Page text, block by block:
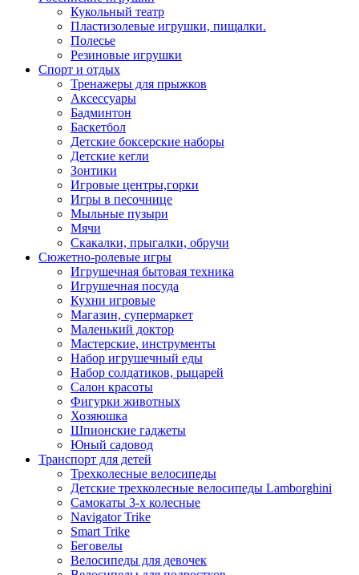
Кукольный театр
Пластизолевые игрушки, пищалки.
Полесье
Резиновые игрушки
Спорт и отдых
Тренажеры для прыжков
Аксессуары
Бадминтон
Баскетбол
Детские боксерские наборы
Детские кегли
Зонтики
Игровые центры,горки
Игры в песочнице
Мыльные пузыри
Мячи
Скакалки, прыгалки, обручи
Сюжетно-ролевые игры
Игрушечная бытовая техника
Игрушечная посуда
Кухни игровые
Магазин, супермаркет
Маленький доктор
Мастерские, инструменты
Набор игрушечный еды
Набор солдатиков, рыцарей
Салон красоты
Фигурки животных
Хозяюшка
Шпионские гаджеты
Юный садовод
Транспорт для детей
Трехколесные велосипеды
Детские трехколесные велосипеды Lamborghini
Самокаты 3-х колесные
Navigator Trike
Smart Trike
Беговелы
Велосипеды для девочек